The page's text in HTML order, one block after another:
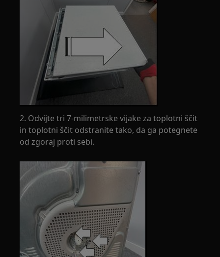
2. Odvijte tri 7-milimetrske vijake za toplotni ščit
in toplotni ščit odstranite tako, da ga potegnete
od zgoraj proti sebi.